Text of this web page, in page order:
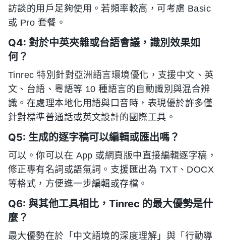
訪談的用戶足夠使用。若頻率較高，可考慮 Basic
或 Pro 套餐。
Q4: 對於中英夾雜或台語會議，識別效果如
何？
Tinrec 特別針對亞洲語言環境優化，支援中文、英
文、台語、粵語等 10 種語言的自動識別與混合辨
識。在處理本地化用語與口音時，表現優於許多僅
針對標準普通話或英文設計的國際工具。
Q5: 生成的逐字稿可以編輯或匯出嗎？
可以。你可以在 App 或網頁版中直接編輯逐字稿，
修正專有名詞或語氣詞。支援匯出為 TXT、DOCX
等格式，方便進一步編輯或存檔。
Q6: 與其他工具相比，Tinrec 的最大優勢是什
麼？
最大優勢在於「中文語境的深度理解」與「行動導